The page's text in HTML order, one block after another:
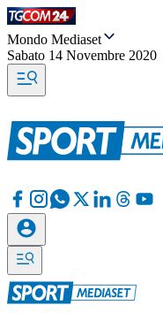
Mondo Mediaset
Sabato 14 Novembre 2020